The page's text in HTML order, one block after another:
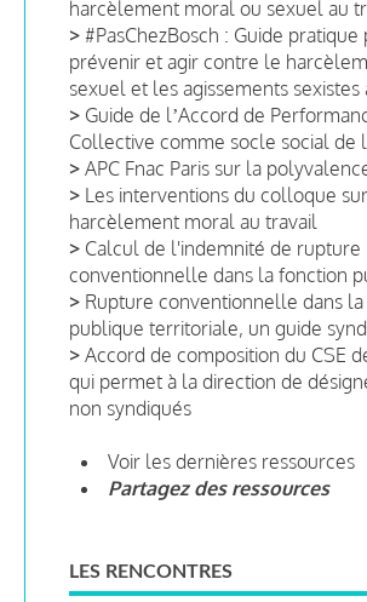
harcèlement moral ou sexuel au
> #PasChezBosch : Guide pratique
prévenir et agir contre le
sexuel et les agissements sexistes
> Guide de lʼAccord de
Collective comme socle social de
> APC Fnac Paris sur la
> Les interventions du colloque
harcèlement moral au travail
> Calcul de l'indemnité de rupture
conventionnelle dans la fonction
> Rupture conventionnelle dans
publique territoriale, un guide
> Accord de composition du CSE
qui permet à la direction de
non syndiqués
Voir les dernières ressources
Partagez des ressources
LES RENCONTRES